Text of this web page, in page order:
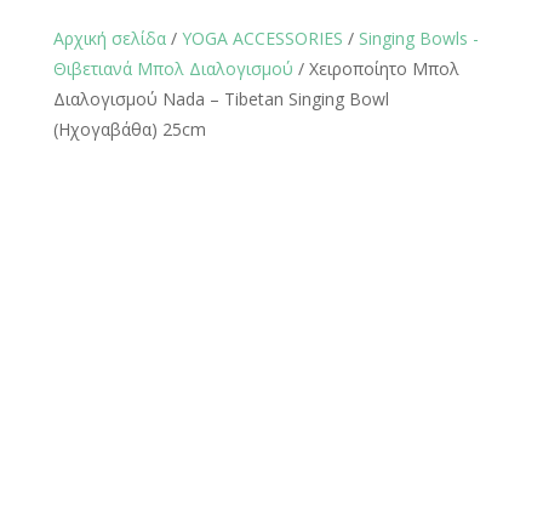
Αρχική σελίδα / YOGA ACCESSORIES / Singing Bowls -
Θιβετιανά Μπολ Διαλογισμού / Χειροποίητο Μπολ
Διαλογισμού Νada – Tibetan Singing Bowl
(Ηχογαβάθα) 25cm